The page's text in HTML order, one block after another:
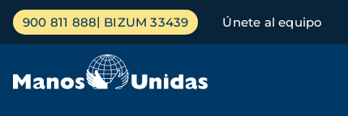
Pasar
contenido
Menú
principal
900 811 888 BIZUM 33439 Únete al equipo